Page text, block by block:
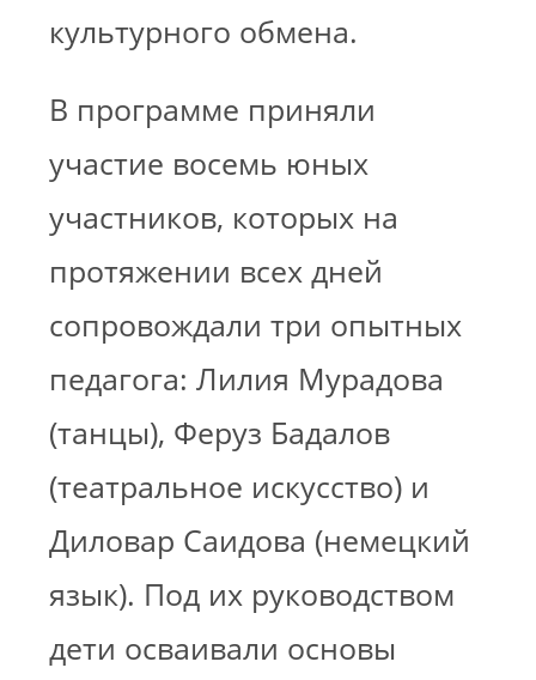
культурного обмена.
В программе приняли
участие восемь юных
участников, которых на
протяжении всех дней
сопровождали три опытных
педагога: Лилия Мурадова
(танцы), Феруз Бадалов
(театральное искусство) и
Диловар Саидова (немецкий
язык). Под их руководством
дети осваивали основы